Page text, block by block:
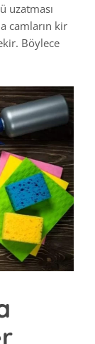
uzatması
camların kir
Böylece